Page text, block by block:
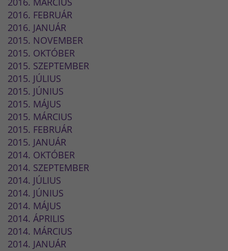
2016. FEBRUÁR
2016. JANUÁR
2015. NOVEMBER
2015. OKTÓBER
2015. SZEPTEMBER
2015. JÚLIUS
2015. JÚNIUS
2015. MÁJUS
2015. MÁRCIUS
2015. FEBRUÁR
2015. JANUÁR
2014. OKTÓBER
2014. SZEPTEMBER
2014. JÚLIUS
2014. JÚNIUS
2014. MÁJUS
2014. ÁPRILIS
2014. MÁRCIUS
2014. JANUÁR